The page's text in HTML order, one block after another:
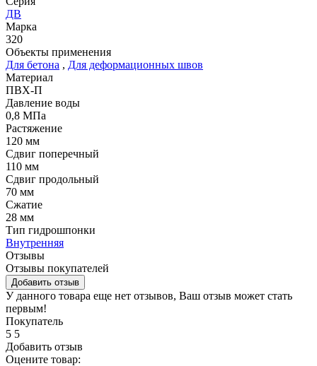
ДВ
Марка
320
Объекты применения
Для бетона , Для деформационных швов
Материал
ПВХ-П
Давление воды
0,8 МПа
Растяжение
120 мм
Сдвиг поперечный
110 мм
Сдвиг продольный
70 мм
Сжатие
28 мм
Тип гидрошпонки
Внутренняя
Отзывы
Отзывы покупателей
Добавить отзыв
У данного товара еще нет отзывов, Ваш отзыв может стать
первым!
Покупатель
5 5
Добавить отзыв
Оцените товар: